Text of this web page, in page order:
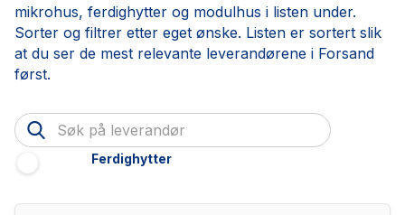
mikrohus, ferdighytter og modulhus i listen under.
Sorter og filtrer etter eget ønske. Listen er sortert slik
at du ser de mest relevante leverandørene i Forsand
først.
Ferdighytter